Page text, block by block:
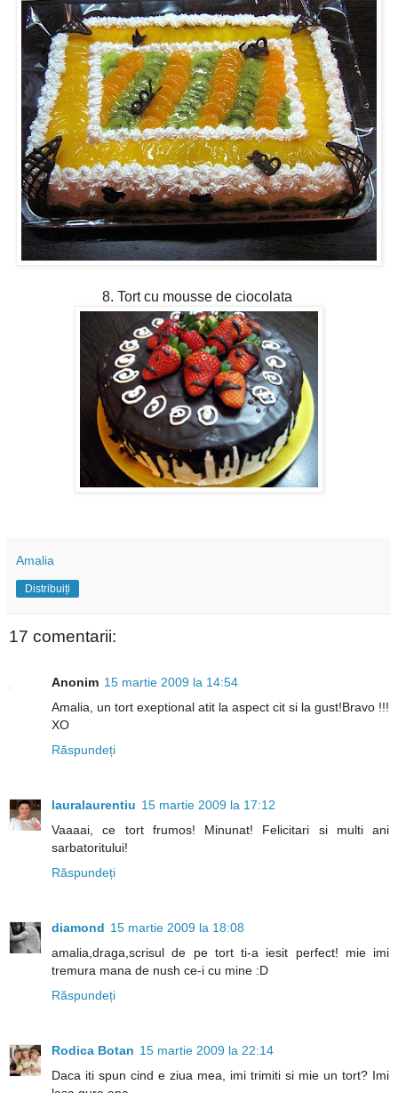
8. Tort cu mousse de ciocolata
Amalia
Distribuiți
17 comentarii:
Anonim 15 martie 2009 la 14:54
Amalia, un tort exeptional atit la aspect cit si la gust!Bravo !!!
XO
Răspundeți
lauralaurentiu 15 martie 2009 la 17:12
Vaaaai, ce tort frumos! Minunat! Felicitari si multi ani
sarbatoritului!
Răspundeți
diamond 15 martie 2009 la 18:08
amalia,draga,scrisul de pe tort ti-a iesit perfect! mie imi
tremura mana de nush ce-i cu mine :D
Răspundeți
Rodica Botan 15 martie 2009 la 22:14
Daca iti spun cind e ziua mea, imi trimiti si mie un tort? Imi